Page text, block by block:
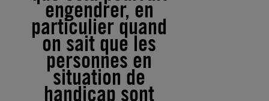
engendrer, en
particulier quand
on sait que les
personnes en
situation de
handicap sont